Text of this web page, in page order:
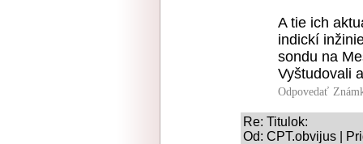
A tie ich
indickí
sondu na
Vyštudovali
Odpovedať
Re: Titulok:
Od: CPT.obvijus |